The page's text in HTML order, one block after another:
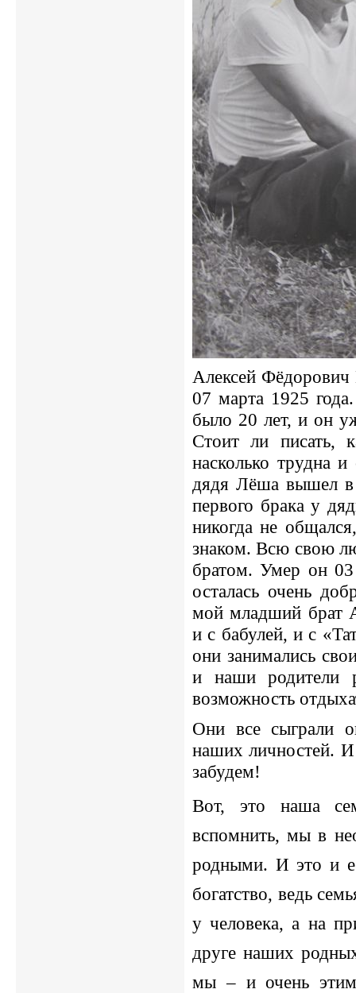
Алексей
07 марта 1925
было 20 лет, и он
Стоит ли писать,
насколько трудна
дядя Лёша вышел в
первого брака у
никогда не
знаком. Всю свою
братом. Умер он
осталась очень
мой младший брат
и с бабулей, и с
они занимались
и наши родители
возможность
Они все сыграли
наших личностей. И
забудем!
Вот, это наша
вспомнить, мы в
родными. И это и
богатство, ведь
у человека, а на
друге наших
мы – и очень